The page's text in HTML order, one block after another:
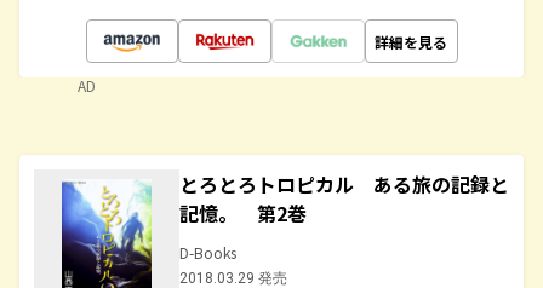
詳細を見る
AD
とろとろトロピカル ある旅の記録と
記憶。 第2巻
D-Books
2018.03.29 発売